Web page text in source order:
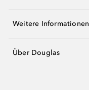
Weitere Informationen
Über Douglas